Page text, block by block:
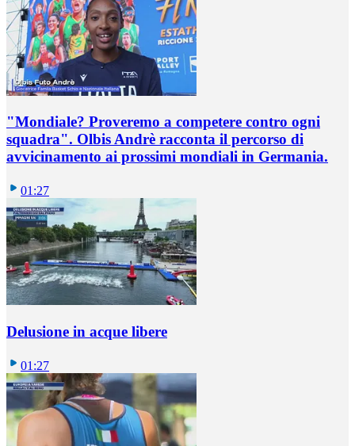
"Mondiale? Proveremo a competere contro ogni
squadra". Olbis Andrè racconta il percorso di
avvicinamento ai prossimi mondiali in Germania.
01:27
Delusione in acque libere
01:27